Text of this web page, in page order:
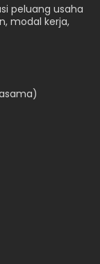
peluang usaha
modal kerja,